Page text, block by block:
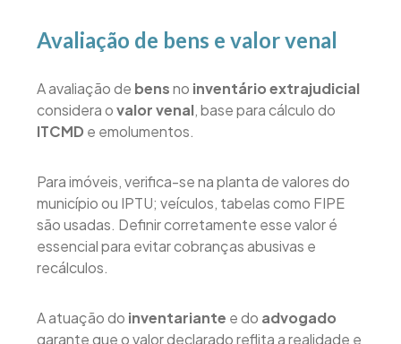
Avaliação de bens e valor venal
A avaliação de bensno inventário extrajudicial
considera ovalor venal, base para cálculo do
ITCMD e emolumentos.
Para imóveis, verifica-se na planta de valores do
município ou IPTU; veículos, tabelas como FIPE
são usadas. Definir corretamente esse valor é
essencial para evitar cobranças abusivas e
recálculos.
A atuação do inventariante e do advogado
garante que o valor declarado reflita a realidade e